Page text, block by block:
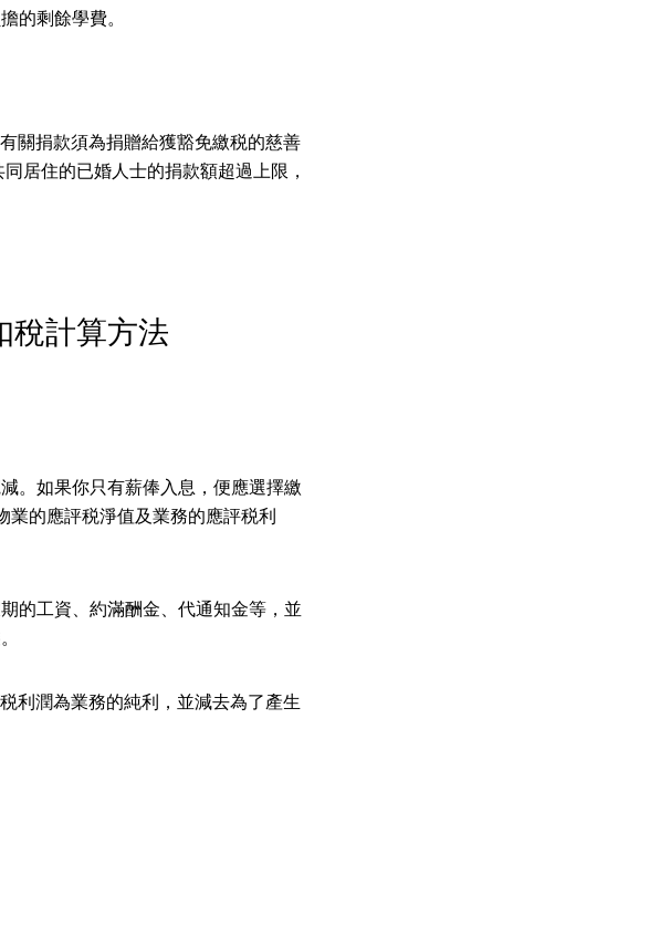
的剩餘學費。
關捐款須為捐贈給獲豁免繳税的慈善
居住的已婚人士的捐款額超過上限，
稅計算方法
。如果你只有薪俸入息，便應選擇繳
的應評税淨值及業務的應評税利
的工資、約滿酬金、代通知金等，並
利潤為業務的純利，並減去為了產生